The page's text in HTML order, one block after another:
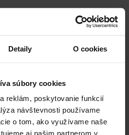
Detaily O cookies
súbory cookies
reklám, poskytovanie funkcií
návštevnosti používame
o tom, ako využívame naše
aj našim partnerom v
s ventilátorom